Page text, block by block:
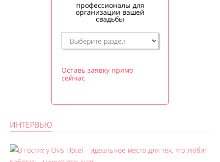
профессионалы для
организации вашей
свадьбы
Оставь заявку прямо
сейчас
ИНТЕРВЬЮ